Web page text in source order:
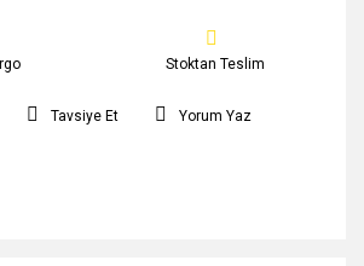
Stoktan Teslim
Tavsiye Et Yorum Yaz